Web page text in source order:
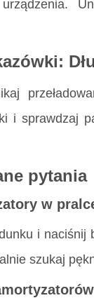
i sprawdzaj
pytania
w
i
szukaj